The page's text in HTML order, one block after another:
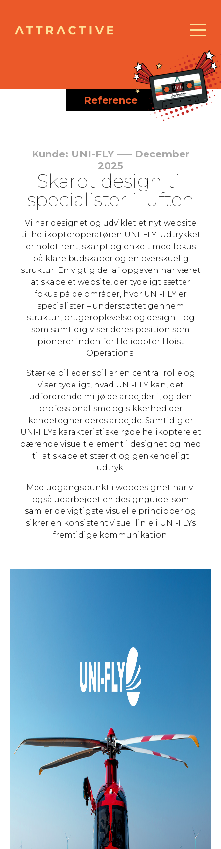
Reference
Kunde: UNI-FLY ––– December
2025
Skarpt design til
specialister i luften
Vi har designet og udviklet et nyt website
til helikopteroperatøren UNI-FLY. Udtrykket
er holdt rent, skarpt og enkelt med fokus
på klare budskaber og en overskuelig
struktur. En vigtig del af opgaven har været
at skabe et website, der tydeligt sætter
fokus på de områder, hvor UNI-FLY er
specialister – understøttet gennem
struktur, brugeroplevelse og design – og
som samtidig viser deres position som
pionerer inden for Helicopter Hoist
Operations.
Stærke billeder spiller en central rolle og
viser tydeligt, hvad UNI-FLY kan, det
udfordrende miljø de arbejder i, og den
professionalisme og sikkerhed der
kendetegner deres arbejde. Samtidig er
UNI-FLYs karakteristiske røde helikoptere et
bærende visuelt element i designet og med
til at skabe et stærkt og genkendeligt
udtryk.
Med udgangspunkt i webdesignet har vi
også udarbejdet en designguide, som
samler de vigtigste visuelle principper og
sikrer en konsistent visuel linje i UNI-FLYs
fremtidige kommunikation.